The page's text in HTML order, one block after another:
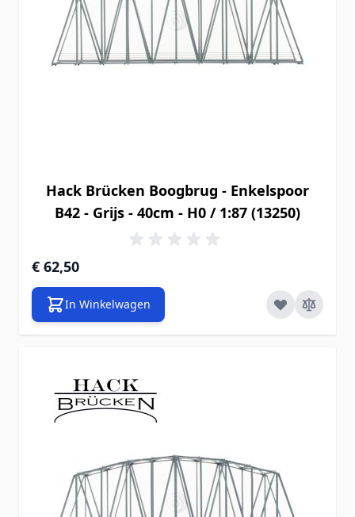
Hack Brücken Boogbrug - Enkelspoor
B42 - Grijs - 40cm - H0 / 1:87 (13250)
€ 62,50
In Winkelwagen